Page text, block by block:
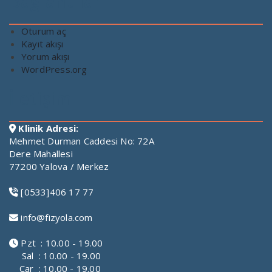
Oturum aç
Kayıt akışı
Yorum akışı
WordPress.org
Klinik Adresi:
Mehmet Durman Caddesi No: 72A
Dere Mahallesi
77200 Yalova / Merkez
[0533]406 17 77
info@fizyola.com
Pzt : 10.00 - 19.00
Sal : 10.00 - 19.00
Çar : 10.00 - 19.00